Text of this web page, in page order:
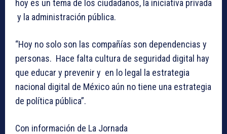
hoy es un tema de los ciudadanos, la iniciativa privada
y la administración pública.
“Hoy no solo son las compañías son dependencias y
personas. Hace falta cultura de seguridad digital hay
que educar y prevenir y en lo legal la estrategia
nacional digital de México aún no tiene una estrategia
de política pública”.
Con información de La Jornada